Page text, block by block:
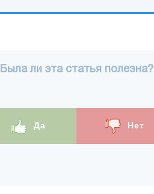
Была ли эта статья полезна?
Да Нет